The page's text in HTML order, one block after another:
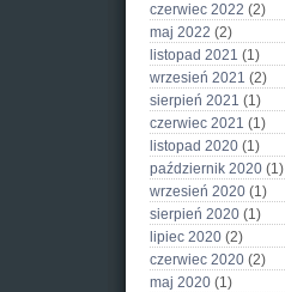
czerwiec 2022 (2)
maj 2022 (2)
listopad 2021 (1)
wrzesień 2021 (2)
sierpień 2021 (1)
czerwiec 2021 (1)
listopad 2020 (1)
październik 2020 (1)
wrzesień 2020 (1)
sierpień 2020 (1)
lipiec 2020 (2)
czerwiec 2020 (2)
maj 2020 (1)